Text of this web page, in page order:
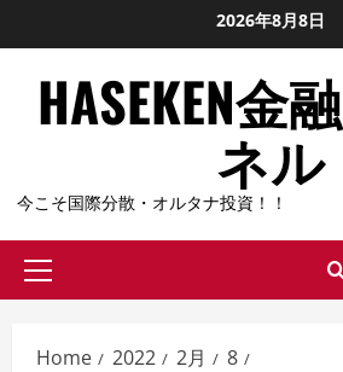
to
content
2026年8月8日
HASEKEN金
ネル
今こそ国際分散・オルタナ投資！！
Primary
Home 2022 2月
8